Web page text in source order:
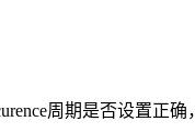
周期是否设置